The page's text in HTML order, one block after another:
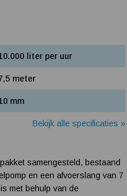
liter per uur
meter
mm
Bekijk alle specificaties »
samengesteld, bestaand
en een afvoerslang van 7
met behulp van de